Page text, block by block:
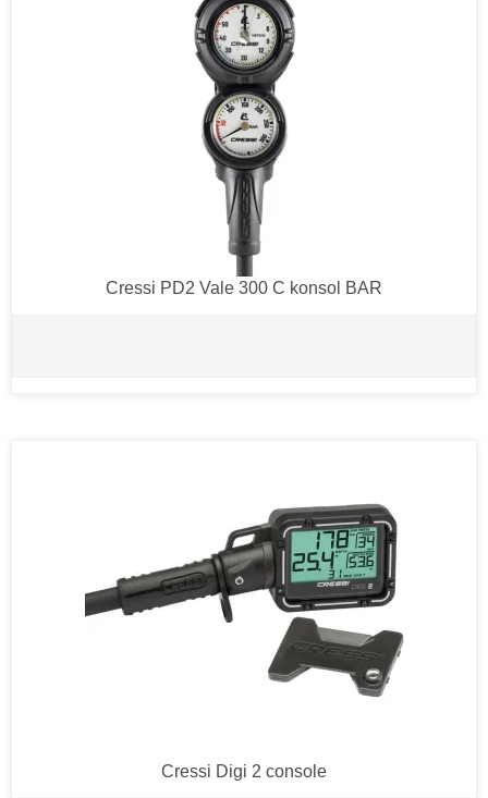
Cressi PD2 Vale 300 C konsol BAR
Cressi Digi 2 console